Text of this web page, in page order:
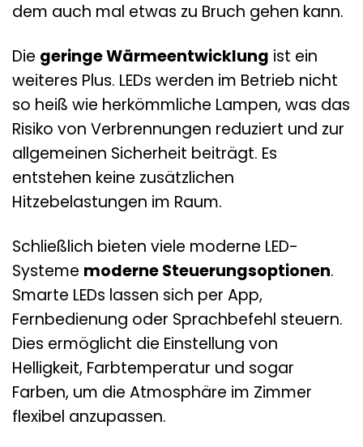
dem auch mal etwas zu Bruch gehen kann.
Die geringe Wärmeentwicklung ist ein
weiteres Plus. LEDs werden im Betrieb nicht
so heiß wie herkömmliche Lampen, was das
Risiko von Verbrennungen reduziert und zur
allgemeinen Sicherheit beiträgt. Es
entstehen keine zusätzlichen
Hitzebelastungen im Raum.
Schließlich bieten viele moderne LED-
Systeme moderne Steuerungsoptionen.
Smarte LEDs lassen sich per App,
Fernbedienung oder Sprachbefehl steuern.
Dies ermöglicht die Einstellung von
Helligkeit, Farbtemperatur und sogar
Farben, um die Atmosphäre im Zimmer
flexibel anzupassen.